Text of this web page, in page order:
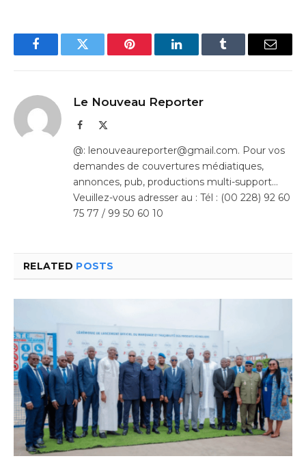
FacebookTwitter Pinterest LinkedInTumblr Email
Le Nouveau Reporter
Facebook
@: lenouveaureporter@gmail.com. Pour vos
demandes de couvertures médiatiques,
annonces, pub, productions multi-support…
Veuillez-vous adresser au : Tél : (00 228) 92 60
75 77 / 99 50 60 10
RELATED POSTS